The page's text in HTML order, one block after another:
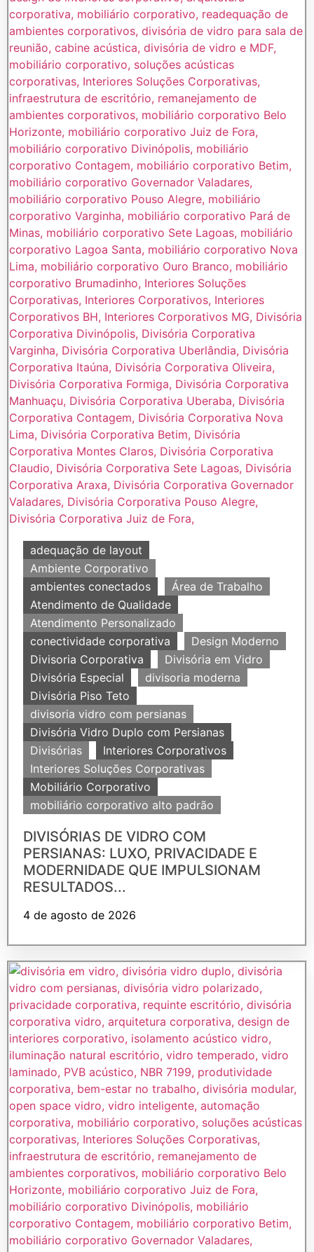
adequação de layout
Ambiente Corporativo
ambientes conectados
Área de Trabalho
Atendimento de Qualidade
Atendimento Personalizado
conectividade corporativa
Design Moderno
Divisoria Corporativa
Divisória em Vidro
Divisória Especial
divisoria moderna
Divisória Piso Teto
divisoria vidro com persianas
Divisória Vidro Duplo com Persianas
Divisórias
Interiores Corporativos
Interiores Soluções Corporativas
Mobiliário Corporativo
mobiliário corporativo alto padrão
DIVISÓRIAS DE VIDRO COM
PERSIANAS: LUXO, PRIVACIDADE E
MODERNIDADE QUE IMPULSIONAM
RESULTADOS...
4 de agosto de 2026